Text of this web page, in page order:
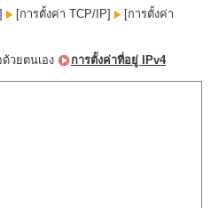
[การตั้งค่า TCP/IP]
[การตั้งค่า
วยตนเอง การตั้งค่าที่อยู่ IPv4